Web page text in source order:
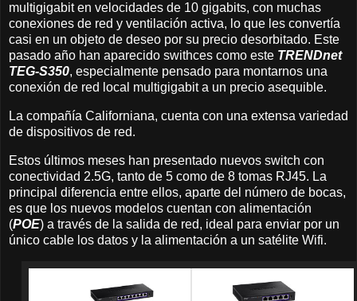
multigigabit en velocidades de 10 gigabits, con muchas
conexiones de red y ventilación activa, lo que les convertía
casi en un objeto de deseo por su precio desorbitado. Este
pasado año han aparecido swithces como este TRENDnet
TEG-S350, especialmente pensado para montarnos una
conexión de red local multigigabit a un precio asequible.
La compañía Californiana, cuenta con una extensa variedad
de dispositivos de red.
Estos últimos meses han presentado nuevos switch con
conectividad 2.5G, tanto de 5 como de 8 tomas RJ45. La
principal diferencia entre ellos, aparte del número de bocas,
es que los nuevos modelos cuentan con alimentación
(POE) a través de la salida de red, ideal para enviar por un
único cable los datos y la alimentación a un satélite Wifi.